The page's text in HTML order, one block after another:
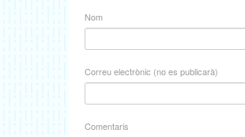
Nom
Correu electrònic (no es publicarà)
Comentaris